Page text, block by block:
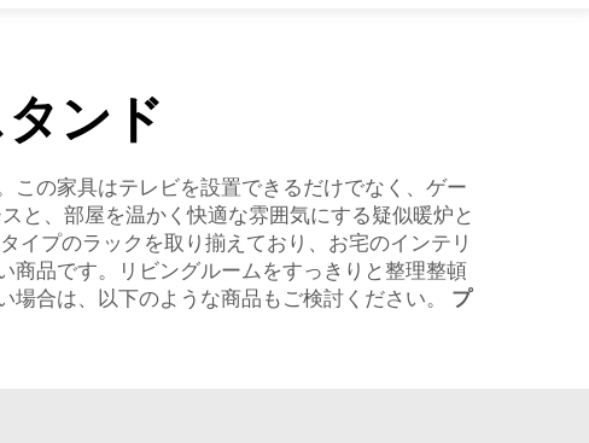
ンド
この家具はテレビを設置できるだけでなく、ゲー
と、部屋を温かく快適な雰囲気にする疑似暖炉と
イプのラックを取り揃えており、お宅のインテリ
商品です。リビングルームをすっきりと整理整頓
合は、以下のような商品もご検討ください。 プ